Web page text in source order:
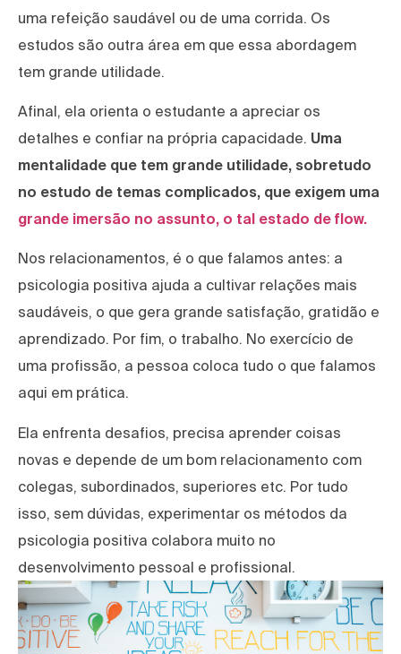
uma refeição saudável ou de uma corrida. Os
estudos são outra área em que essa abordagem
tem grande utilidade.
Afinal, ela orienta o estudante a apreciar os
detalhes e confiar na própria capacidade. Uma
mentalidade que tem grande utilidade, sobretudo
no estudo de temas complicados, que exigem uma
grande imersão no assunto, o tal estado de flow.
Nos relacionamentos, é o que falamos antes: a
psicologia positiva ajuda a cultivar relações mais
saudáveis, o que gera grande satisfação, gratidão e
aprendizado. Por fim, o trabalho. No exercício de
uma profissão, a pessoa coloca tudo o que falamos
aqui em prática.
Ela enfrenta desafios, precisa aprender coisas
novas e depende de um bom relacionamento com
colegas, subordinados, superiores etc. Por tudo
isso, sem dúvidas, experimentar os métodos da
psicologia positiva colabora muito no
desenvolvimento pessoal e profissional.